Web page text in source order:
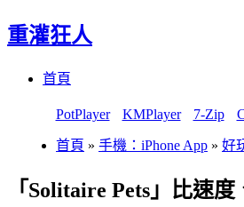
重灌狂人
首頁
PotPlayer KMPlayer 7-Zip
首頁 » 手機：iPhone App » 好
「Solitaire Pets」比速